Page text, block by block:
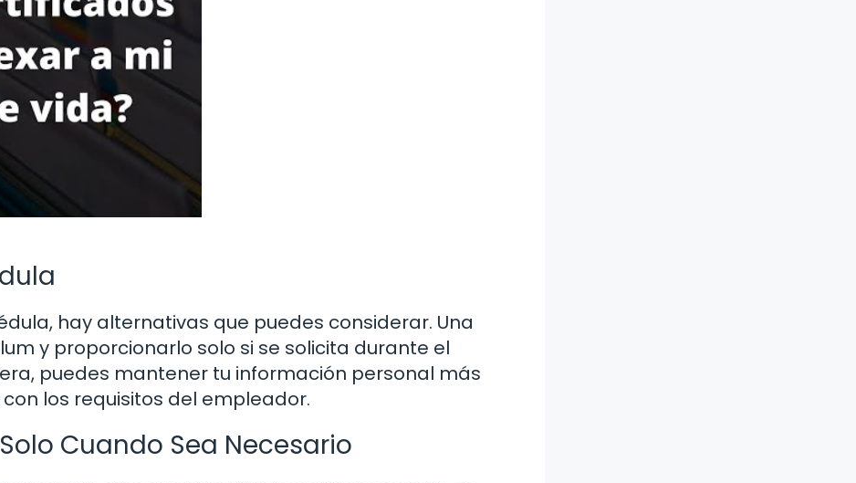
hay alternativas que puedes considerar. Una
y proporcionarlo solo si se solicita durante el
puedes mantener tu información personal más
los requisitos del empleador.
Cuando Sea Necesario